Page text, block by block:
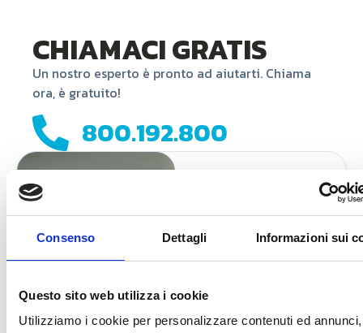
Consenso Dettagli Informazioni sui
Questo sito web utilizza i cookie
Utilizziamo i cookie per personalizzare contenuti ed
CHIAMACI GRATIS
Un nostro esperto è pronto ad aiutarti. Chiama
ora, è gratuito!
800.192.800
ESPERTO A
DISPOSIZIONE
Compila il form, ti